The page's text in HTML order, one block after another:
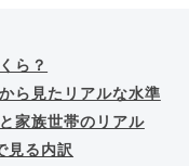
ら？
ら見たリアルな水準
家族世帯のリアル
見る内訳